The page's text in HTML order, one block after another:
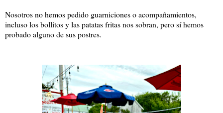
Nosotros no hemos pedido guarniciones o acompañamientos,
incluso los bollitos y las patatas fritas nos sobran, pero sí hemos
probado alguno de sus postres.